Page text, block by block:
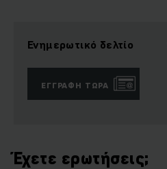
Ενημερωτικό δελτίο
ΕΓΓΡΑΦΉ ΤΏΡΑ
Έχετε ερωτήσεις;